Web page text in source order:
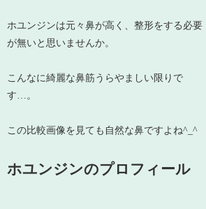
ホユンジンは元々鼻が高く、整形をする必要
が無いと思いませんか。
こんなに綺麗な鼻筋うらやましい限りで
す…。
この比較画像を見ても自然な鼻ですよね^_^
ホユンジンのプロフィール